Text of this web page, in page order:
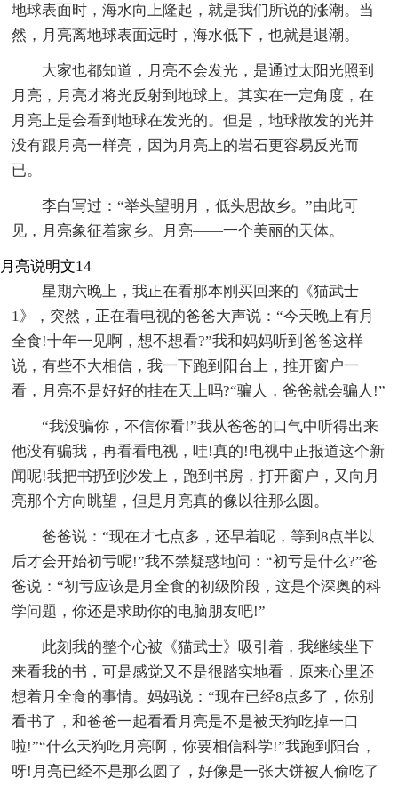
地球表面时，海水向上隆起，就是我们所说的涨潮。当
然，月亮离地球表面远时，海水低下，也就是退潮。
大家也都知道，月亮不会发光，是通过太阳光照到
月亮，月亮才将光反射到地球上。其实在一定角度，在
月亮上是会看到地球在发光的。但是，地球散发的光并
没有跟月亮一样亮，因为月亮上的岩石更容易反光而
已。
李白写过：“举头望明月，低头思故乡。”由此可
见，月亮象征着家乡。月亮——一个美丽的天体。
月亮说明文14
星期六晚上，我正在看那本刚买回来的《猫武士
1》，突然，正在看电视的爸爸大声说：“今天晚上有月
全食!十年一见啊，想不想看?”我和妈妈听到爸爸这样
说，有些不大相信，我一下跑到阳台上，推开窗户一
看，月亮不是好好的挂在天上吗?“骗人，爸爸就会骗人!”
“我没骗你，不信你看!”我从爸爸的口气中听得出来
他没有骗我，再看看电视，哇!真的!电视中正报道这个新
闻呢!我把书扔到沙发上，跑到书房，打开窗户，又向月
亮那个方向眺望，但是月亮真的像以往那么圆。
爸爸说：“现在才七点多，还早着呢，等到8点半以
后才会开始初亏呢!”我不禁疑惑地问：“初亏是什么?”爸
爸说：“初亏应该是月全食的初级阶段，这是个深奥的科
学问题，你还是求助你的电脑朋友吧!”
此刻我的整个心被《猫武士》吸引着，我继续坐下
来看我的书，可是感觉又不是很踏实地看，原来心里还
想着月全食的事情。妈妈说：“现在已经8点多了，你别
看书了，和爸爸一起看看月亮是不是被天狗吃掉一口
啦!”“什么天狗吃月亮啊，你要相信科学!”我跑到阳台，
呀!月亮已经不是那么圆了，好像是一张大饼被人偷吃了